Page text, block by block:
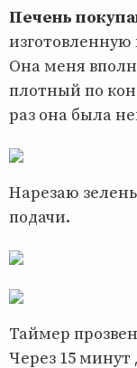
Печень
Она меня
плотный по
раз она была
Нарезаю
подачи.
Таймер
Через 15 минут